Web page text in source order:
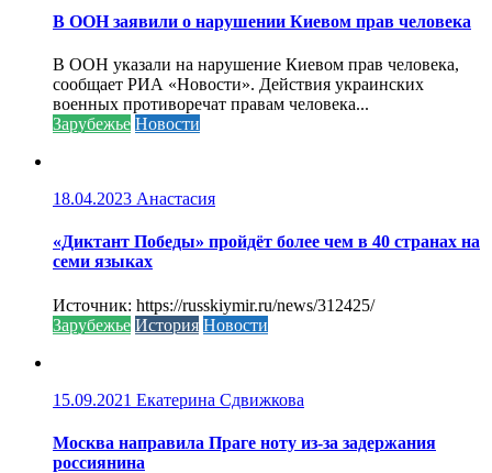
В ООН заявили о нарушении Киевом прав человека
В ООН указали на нарушение Киевом прав человека,
сообщает РИА «Новости». Действия украинских
военных противоречат правам человека...
Зарубежье Новости
18.04.2023 Анастасия
«Диктант Победы» пройдёт более чем в 40 странах на
семи языках
Источник: https://russkiymir.ru/news/312425/
Зарубежье История Новости
15.09.2021 Екатерина Сдвижкова
Москва направила Праге ноту из-за задержания
россиянина